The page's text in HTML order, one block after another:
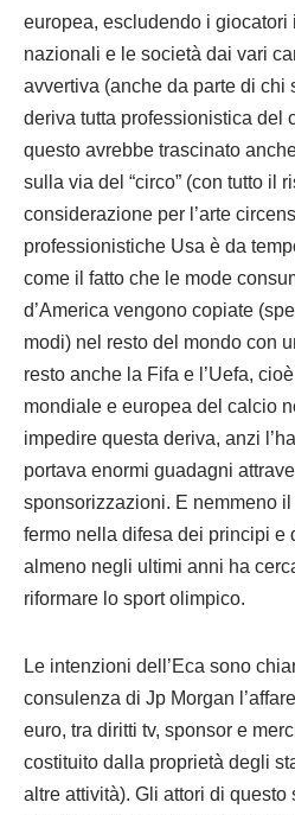
europea, escludendo i
nazionali e le società dai vari
avvertiva (anche da parte di chi
deriva tutta professionistica del
questo avrebbe trascinato
sulla via del “circo” (con tutto il
considerazione per l’arte
professionistiche Usa è da
come il fatto che le mode
d’America vengono copiate
modi) nel resto del mondo con
resto anche la Fifa e l’Uefa,
mondiale e europea del calcio
impedire questa deriva, anzi
portava enormi guadagni
sponsorizzazioni. E nemmeno
fermo nella difesa dei principi e
almeno negli ultimi anni ha
riformare lo sport olimpico.
Le intenzioni dell’Eca sono
consulenza di Jp Morgan
euro, tra diritti tv, sponsor e
costituito dalla proprietà degli
altre attività). Gli attori di questo